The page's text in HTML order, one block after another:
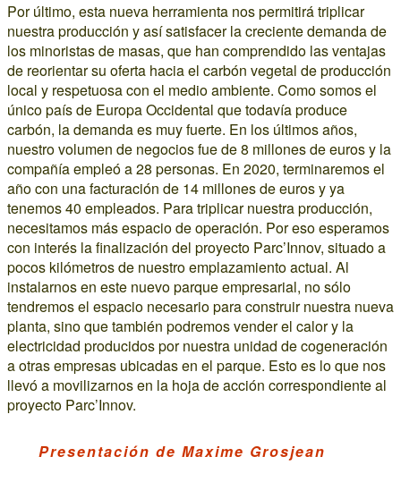
Por último, esta nueva herramienta nos permitirá triplicar
nuestra producción y así satisfacer la creciente demanda de
los minoristas de masas, que han comprendido las ventajas
de reorientar su oferta hacia el carbón vegetal de producción
local y respetuosa con el medio ambiente. Como somos el
único país de Europa Occidental que todavía produce
carbón, la demanda es muy fuerte. En los últimos años,
nuestro volumen de negocios fue de 8 millones de euros y la
compañía empleó a 28 personas. En 2020, terminaremos el
año con una facturación de 14 millones de euros y ya
tenemos 40 empleados. Para triplicar nuestra producción,
necesitamos más espacio de operación. Por eso esperamos
con interés la finalización del proyecto Parc’Innov, situado a
pocos kilómetros de nuestro emplazamiento actual. Al
instalarnos en este nuevo parque empresarial, no sólo
tendremos el espacio necesario para construir nuestra nueva
planta, sino que también podremos vender el calor y la
electricidad producidos por nuestra unidad de cogeneración
a otras empresas ubicadas en el parque. Esto es lo que nos
llevó a movilizarnos en la hoja de acción correspondiente al
proyecto Parc’Innov.
Presentación de Maxime Grosjean